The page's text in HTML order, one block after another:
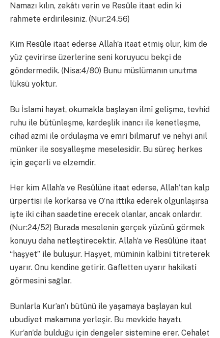
Namazı kılın, zekâtı verin ve Resûle itaat edin ki
rahmete erdirilesiniz. (Nur:24.56)
Kim Resûle itaat ederse Allah’a itaat etmiş olur, kim de
yüz çevirirse üzerlerine seni koruyucu bekçi de
göndermedik. (Nisa:4/80) Bunu müslümanın unutma
lüksü yoktur.
Bu İslamî hayat, okumakla başlayan ilmî gelişme, tevhid
ruhu ile bütünleşme, kardeşlik inancı ile kenetleşme,
cihad azmi ile ordulaşma ve emri bilmaruf ve nehyi anil
münker ile sosyalleşme meselesidir. Bu süreç herkes
için geçerli ve elzemdir.
Her kim Allah’a ve Resûlüne itaat ederse, Allah’tan kalp
ürpertisi ile korkarsa ve O’na ittika ederek olgunlaşırsa
işte iki cihan saadetine erecek olanlar, ancak onlardır.
(Nur:24/52) Burada meselenin gerçek yüzünü görmek
konuyu daha netleştirecektir. Allah’a ve Resûlüne itaat
“haşyet” ile buluşur. Haşyet, müminin kalbini titreterek
uyarır. Onu kendine getirir. Gafletten uyarır hakikati
görmesini sağlar.
Bunlarla Kur’an’ı bütünü ile yaşamaya başlayan kul
ubudiyet makamına yerleşir. Bu mevkide hayatı,
Kur’an’da bulduğu için dengeler sistemine erer. Cehalet